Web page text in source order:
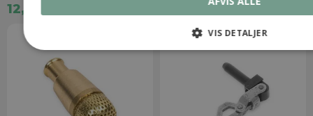
12,00 kr. 69,00 kr.
VIS DETALJER